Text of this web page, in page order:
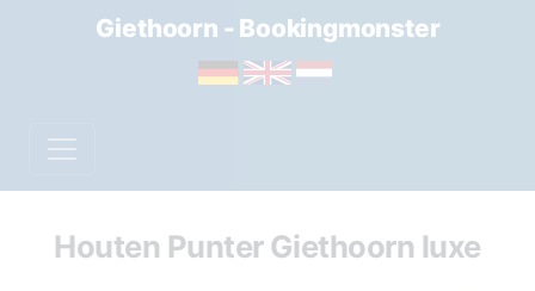
Giethoorn - Bookingmonster
Houten Punter Giethoorn luxe